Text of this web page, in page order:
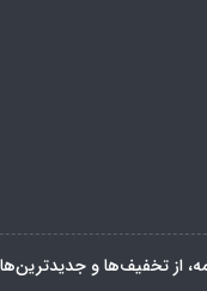
از تخفیف‌ها و